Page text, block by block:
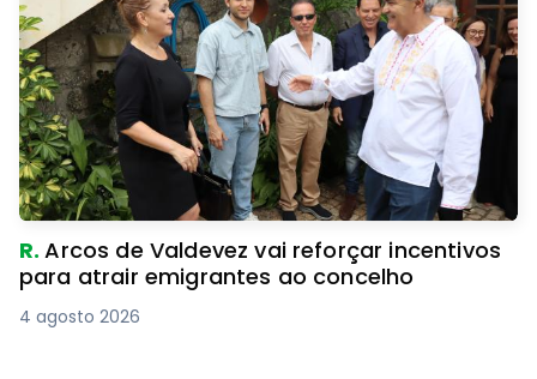
R.Arcos de Valdevez vai reforçar incentivos
para atrair emigrantes ao concelho
4 agosto 2026